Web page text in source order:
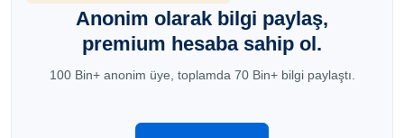
Anonim olarak bilgi paylaş,
premium hesaba sahip ol.
100 Bin+ anonim üye, toplamda 70 Bin+ bilgi paylaştı.